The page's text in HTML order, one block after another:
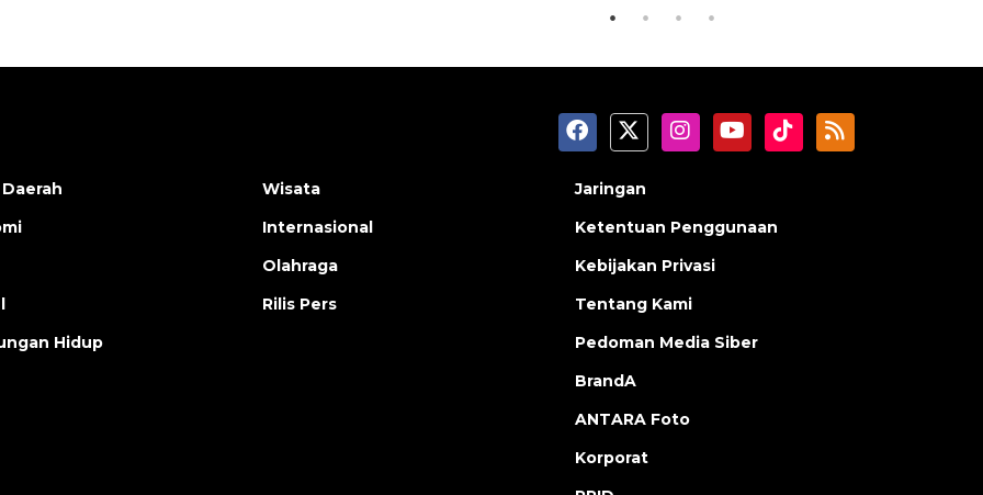
Hidup
Wisata
Internasional
Olahraga
Rilis Pers
Jaringan
Ketentuan Penggunaan
Kebijakan Privasi
Tentang Kami
Pedoman Media Siber
BrandA
ANTARA Foto
Korporat